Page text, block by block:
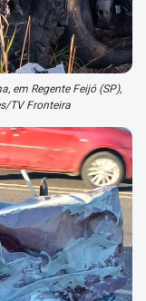
em Regente Feijó (SP),
TV Fronteira